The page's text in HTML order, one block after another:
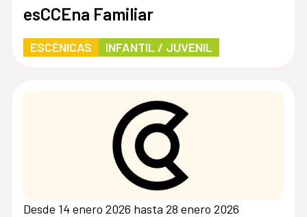
esCCEna Familiar
ESCÉNICAS INFANTIL / JUVENIL
Desde 14 enero 2026 hasta 28 enero 2026